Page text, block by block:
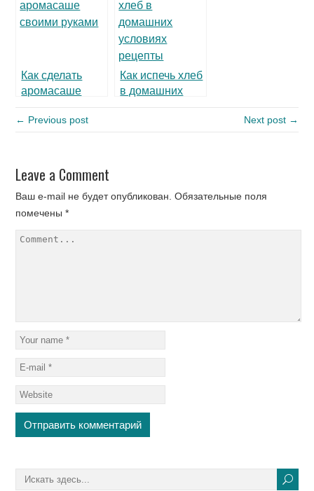
Как сделать
аромасаше
Как испечь хлеб
в домашних
← Previous post Next post →
Leave a Comment
Ваш e-mail не будет опубликован. Обязательные поля
помечены*